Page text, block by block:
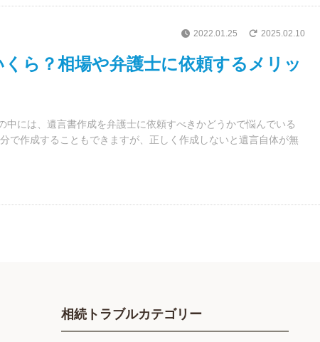
2022.01.25 2025.02.10
ら？相場や弁護士に依頼するメリッ
には、遺言書作成を弁護士に依頼すべきかどうかで悩んでいる
で作成することもできますが、正しく作成しないと遺言自体が無
相続トラブルカテゴリー